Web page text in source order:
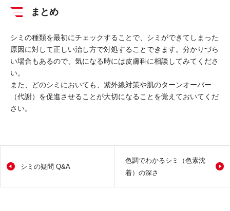
まとめ
シミの種類を最初にチェックすることで、シミができてしまった
原因に対して正しい治し方で対処することできます。分かりづら
い場合もあるので、気になる時には皮膚科に相談してみてくださ
い。
また、どのシミにおいても、紫外線対策や肌のターンオーバー
（代謝）を促進させることが大切になることを覚えておいてくだ
さい。
シミの疑問 Q&A
色調でわかるシミ（色素沈
着）の深さ